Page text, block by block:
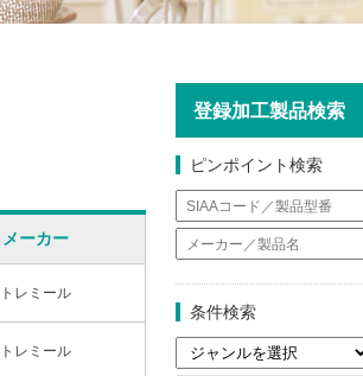
メーカー
レミール
レミール
登録加工製品検索
ピンポイント検索
条件検索